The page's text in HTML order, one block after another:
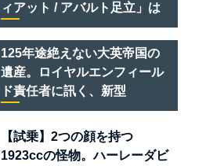
ィアット / アバルト足立」は
クルマのセレクトショップで
ある
125年途絶えない大英帝国の
遺産。ロイヤルエンフィール
ド責任者に訊く、新型
「BULLET 650」と“時間の
質”を愛する理由
【試乗】2つの顔を持つ
1923ccの怪物。ハーレーダビ